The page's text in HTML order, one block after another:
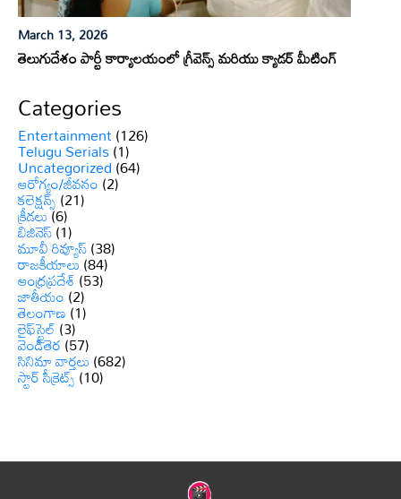
March 13, 2026
తెలుగుదేశం పార్టీ కార్యాలయంలో గ్రీవెన్స్ మరియు క్యాడర్ మీటింగ్
Categories
Entertainment(126)
Telugu Serials(1)
Uncategorized(64)
ఆరోగ్యం/జీవనం(2)
కలెక్షన్స్(21)
క్రీడలు(6)
బిజినెస్(1)
మూవీ రివ్యూస్(38)
రాజకీయాలు(84)
ఆంధ్రప్రదేశ్(53)
జాతీయం(2)
తెలంగాణ(1)
లైఫ్‌స్టైల్(3)
వెండితెర(57)
సినిమా వార్తలు(682)
స్టార్ సీక్రెట్స్(10)